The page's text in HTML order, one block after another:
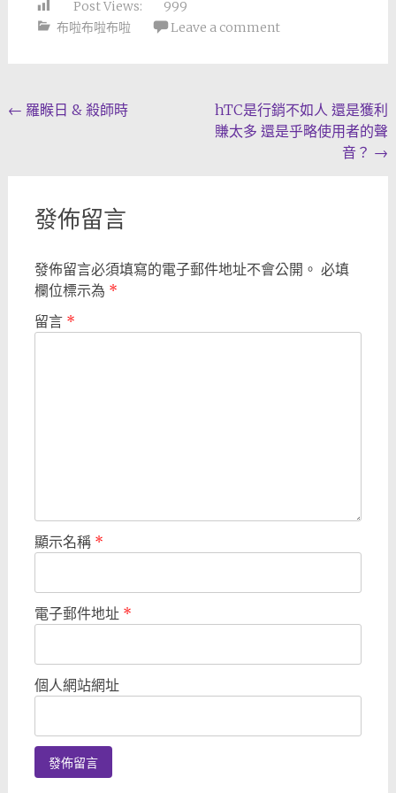
Post Views:
999
布啦布啦布啦
Leave a comment
Post
← 羅睺日 & 殺師時
hTC是行銷不如人 還是獲利
賺太多 還是乎略使用者的聲
音？ →
發佈留言
發佈留言必須填寫的電子郵件地址不會公開。 必填
欄位標示為 *
留言 *
顯示名稱 *
電子郵件地址 *
個人網站網址